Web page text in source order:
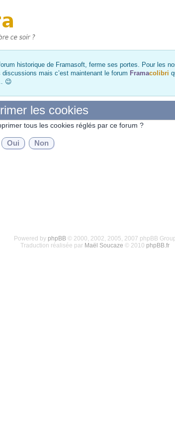
historique de Framasoft, ferme ses portes. Pour les
mais c’est maintenant le forum Framacolibri
😉
les cookies
tous les cookies réglés par ce forum ?
Powered by phpBB© 2000, 2002, 2005, 2007 phpBB
Traduction réalisée par Maël Soucaze © 2010 phpBB.fr